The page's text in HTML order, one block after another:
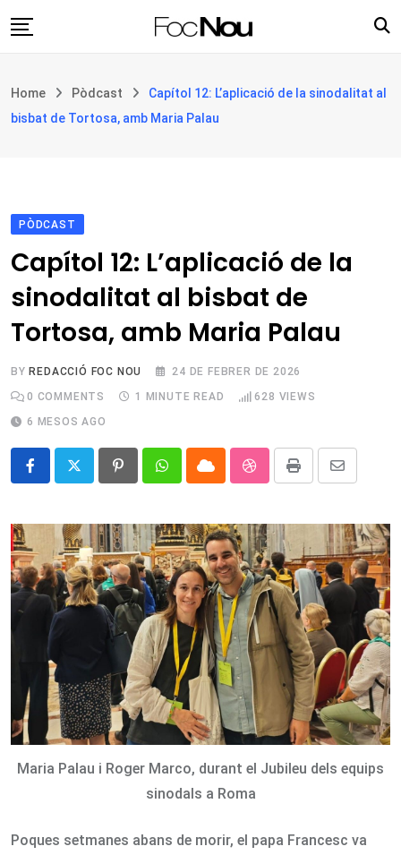
to
Filosofia i teologia
Botiga
Home Pòdcast
Capítol 12: L’aplicació de la sinodalitat al
bisbat de Tortosa, amb Maria Palau
PÒDCAST
Capítol 12: L’aplicació de la
sinodalitat al bisbat de
Tortosa, amb Maria Palau
BY REDACCIÓ FOC NOU
24 DE FEBRER DE 2026
0 COMMENTS 1 MINUTE READ 628 VIEWS
6 MESOS AGO
PinterestWhatsappCloud StumbleUpon
Print
Share
Email
Maria Palau i Roger Marco, durant el Jubileu dels equips
sinodals a Roma
Poques setmanes abans de morir, el papa Francesc va